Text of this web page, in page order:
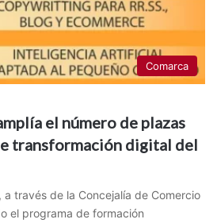
Comarca
el número de plazas
transformación digital del
a través de la Concejalía de Comercio
el programa de formación